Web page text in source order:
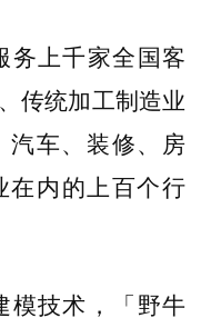
务上千家全国客
传统加工制造业
汽车、装修、房
在内的上百个行
模技术，「野牛